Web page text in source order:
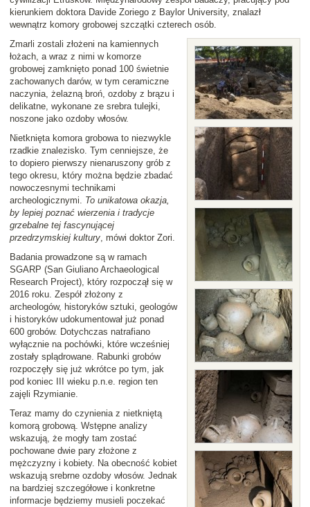
kierunkiem doktora Davide Zoriego z Baylor University, znalazł
wewnątrz komory grobowej szczątki czterech osób.
Zmarli zostali złożeni na kamiennych
łożach, a wraz z nimi w komorze
grobowej zamknięto ponad 100 świetnie
zachowanych darów, w tym ceramiczne
naczynia, żelazną broń, ozdoby z brązu i
delikatne, wykonane ze srebra tulejki,
noszone jako ozdoby włosów.
Nietknięta komora grobowa to niezwykle
rzadkie znalezisko. Tym cenniejsze, że
to dopiero pierwszy nienaruszony grób z
tego okresu, który można będzie zbadać
nowoczesnymi technikami
archeologicznymi. To unikatowa okazja,
by lepiej poznać wierzenia i tradycje
grzebalne tej fascynującej
przedrzymskiej kultury, mówi doktor Zori.
Badania prowadzone są w ramach
SGARP (San Giuliano Archaeological
Research Project), który rozpoczął się w
2016 roku. Zespół złożony z
archeologów, historyków sztuki, geologów
i historyków udokumentował już ponad
600 grobów. Dotychczas natrafiano
wyłącznie na pochówki, które wcześniej
zostały splądrowane. Rabunki grobów
rozpoczęły się już wkrótce po tym, jak
pod koniec III wieku p.n.e. region ten
zajęli Rzymianie.
Teraz mamy do czynienia z nietkniętą
komorą grobową. Wstępne analizy
wskazują, że mogły tam zostać
pochowane dwie pary złożone z
mężczyzny i kobiety. Na obecność kobiet
wskazują srebrne ozdoby włosów. Jednak
na bardziej szczegółowe i konkretne
informacje będziemy musieli poczekać